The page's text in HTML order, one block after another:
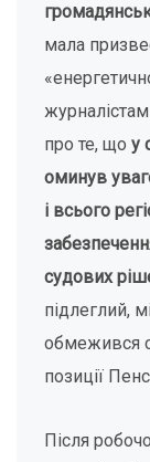
мала
про те, що у
оминув
і всього
судових
підлеглий,
обмежився
позиції
Після